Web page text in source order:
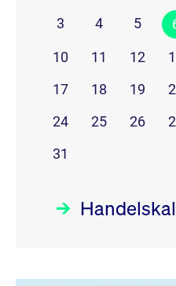
3
4 5
10 11 12
17
18 19
24
25 26
31